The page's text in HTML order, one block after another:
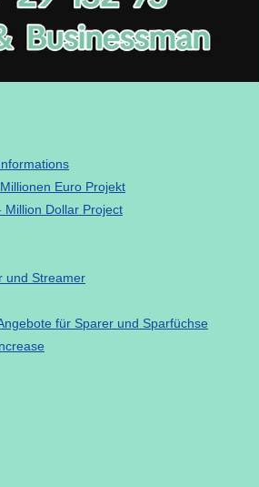
Euro Projekt
Million Dollar Project
und Streamer
für Sparer und Sparfüchse